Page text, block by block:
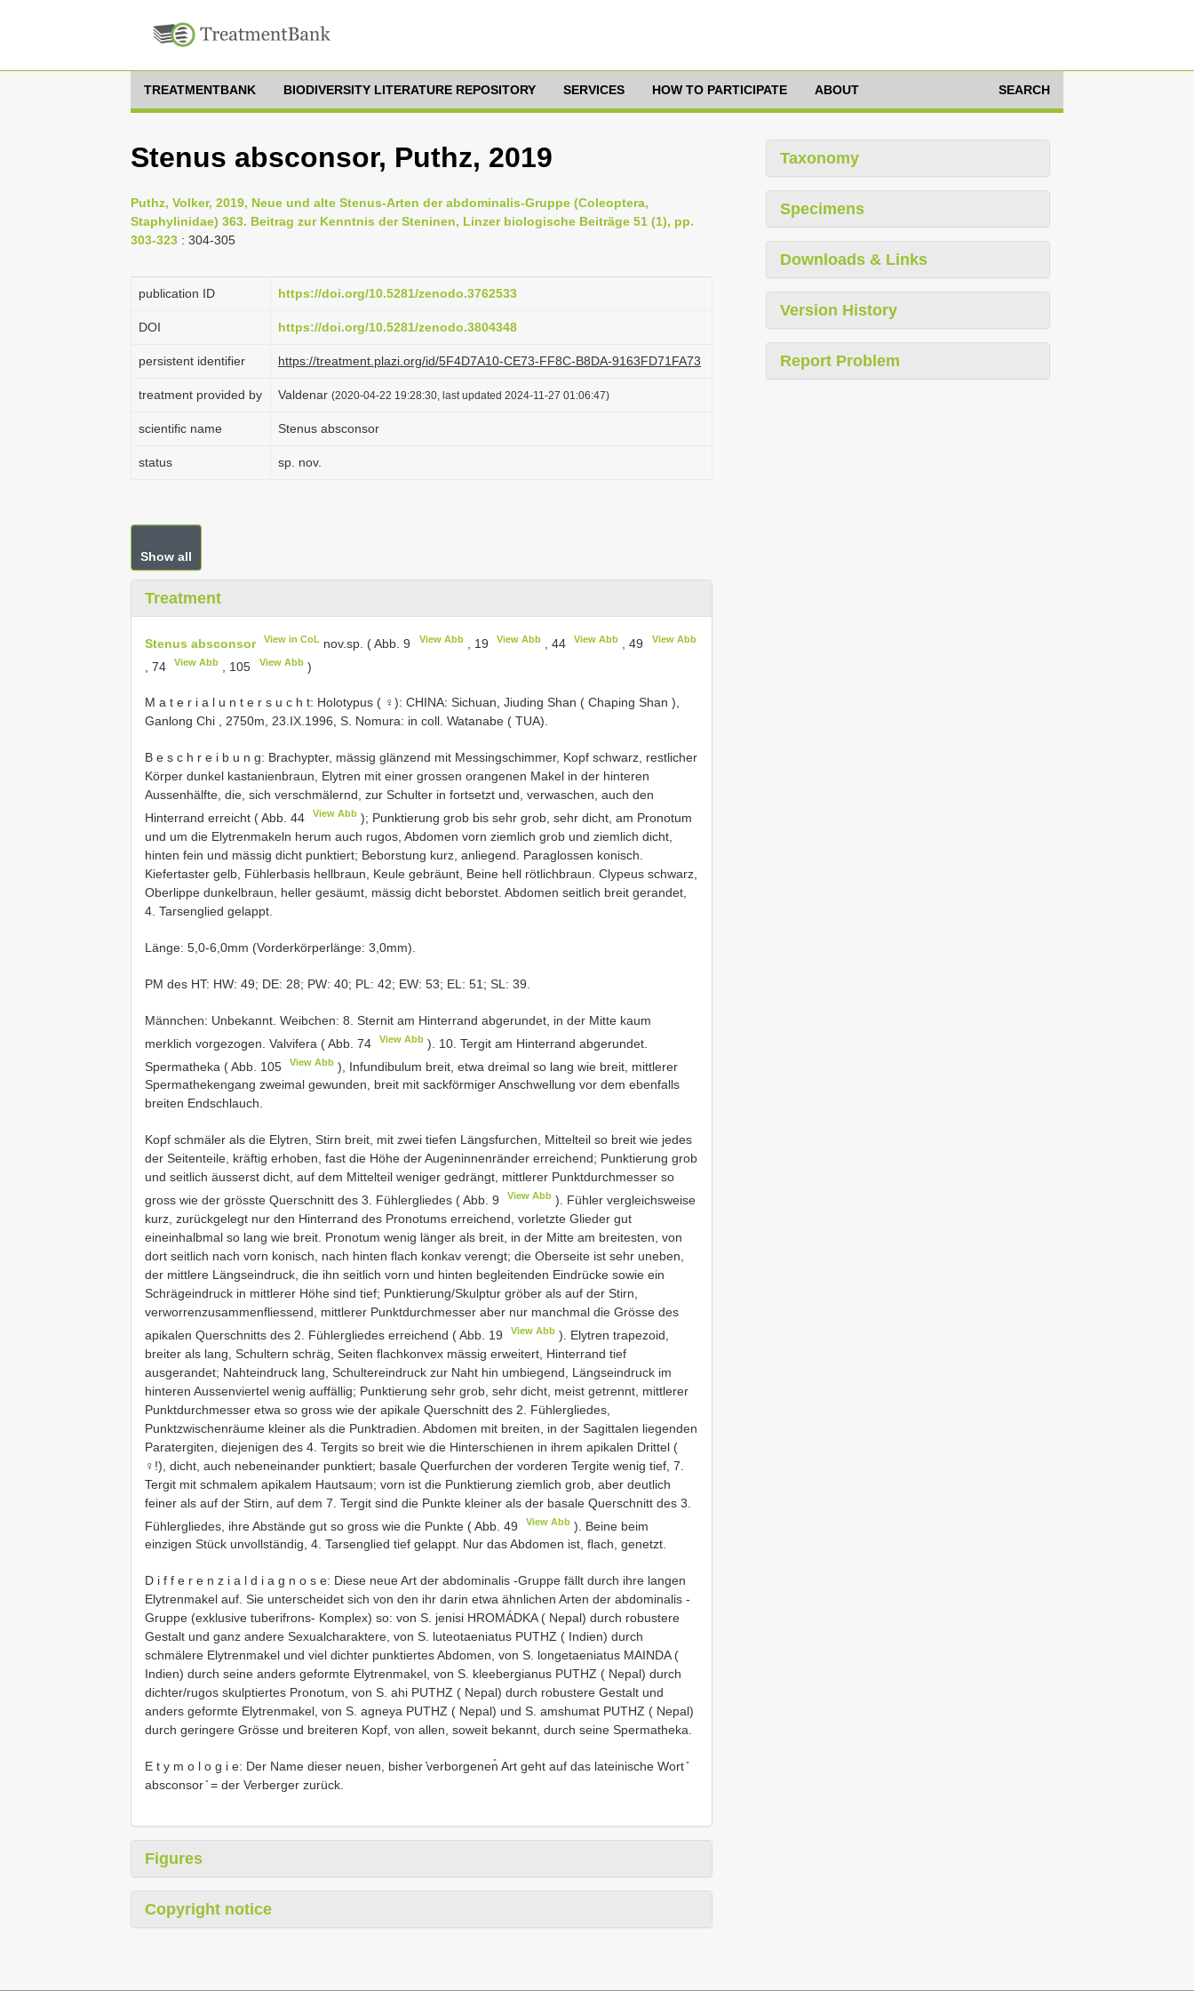
TREATMENTBANK BIODIVERSITY LITERATURE REPOSITORY SERVICES HOW TO PARTICIPATE ABOUT SEARCH
Stenus absconsor, Puthz, 2019
Puthz, Volker, 2019, Neue und alte Stenus-Arten der abdominalis-Gruppe (Coleoptera,
Staphylinidae) 363. Beitrag zur Kenntnis der Steninen, Linzer biologische Beiträge 51 (1), pp.
303-323 : 304-305
publication ID https://doi.org/10.5281/zenodo.3762533
DOI https://doi.org/10.5281/zenodo.3804348
persistent identifier https://treatment.plazi.org/id/5F4D7A10-CE73-FF8C-B8DA-9163FD71FA73
treatment provided by Valdenar (2020-04-22 19:28:30, last updated 2024-11-27 01:06:47)
scientific name Stenus absconsor
status sp. nov.
Show all
Treatment
Stenus absconsor View in CoL nov.sp. ( Abb. 9 View Abb, 19 View Abb, 44 View Abb , 49 View Abb
, 74 View Abb , 105 View Abb)
M a t e r i a l u n t e r s u c h t: Holotypus ( ♀): CHINA: Sichuan, Jiuding Shan ( Chaping Shan ),
Ganlong Chi , 2750m, 23.IX.1996, S. Nomura: in coll. Watanabe ( TUA).
B e s c h r e i b u n g: Brachypter, mässig glänzend mit Messingschimmer, Kopf schwarz, restlicher
Körper dunkel kastanienbraun, Elytren mit einer grossen orangenen Makel in der hinteren
Aussenhälfte, die, sich verschmälernd, zur Schulter in fortsetzt und, verwaschen, auch den
Hinterrand erreicht ( Abb. 44
View Abb ); Punktierung grob bis sehr grob, sehr dicht, am Pronotum
und um die Elytrenmakeln herum auch rugos, Abdomen vorn ziemlich grob und ziemlich dicht,
hinten fein und mässig dicht punktiert; Beborstung kurz, anliegend. Paraglossen konisch.
Kiefertaster gelb, Fühlerbasis hellbraun, Keule gebräunt, Beine hell rötlichbraun. Clypeus schwarz,
Oberlippe dunkelbraun, heller gesäumt, mässig dicht beborstet. Abdomen seitlich breit gerandet,
4. Tarsenglied gelappt.
Länge: 5,0-6,0mm (Vorderkörperlänge: 3,0mm).
PM des HT: HW: 49; DE: 28; PW: 40; PL: 42; EW: 53; EL: 51; SL: 39.
Männchen: Unbekannt. Weibchen: 8. Sternit am Hinterrand abgerundet, in der Mitte kaum
merklich vorgezogen. Valvifera ( Abb. 74
View Abb ). 10. Tergit am Hinterrand abgerundet.
Spermatheka ( Abb. 105
View Abb ), Infundibulum breit, etwa dreimal so lang wie breit, mittlerer
Spermathekengang zweimal gewunden, breit mit sackförmiger Anschwellung vor dem ebenfalls
breiten Endschlauch.
Kopf schmäler als die Elytren, Stirn breit, mit zwei tiefen Längsfurchen, Mittelteil so breit wie jedes
der Seitenteile, kräftig erhoben, fast die Höhe der Augeninnenränder erreichend; Punktierung grob
und seitlich äusserst dicht, auf dem Mittelteil weniger gedrängt, mittlerer Punktdurchmesser so
gross wie der grösste Querschnitt des 3. Fühlergliedes ( Abb. 9
View Abb ). Fühler vergleichsweise
kurz, zurückgelegt nur den Hinterrand des Pronotums erreichend, vorletzte Glieder gut
eineinhalbmal so lang wie breit. Pronotum wenig länger als breit, in der Mitte am breitesten, von
dort seitlich nach vorn konisch, nach hinten flach konkav verengt; die Oberseite ist sehr uneben,
der mittlere Längseindruck, die ihn seitlich vorn und hinten begleitenden Eindrücke sowie ein
Schrägeindruck in mittlerer Höhe sind tief; Punktierung/Skulptur gröber als auf der Stirn,
verworrenzusammenfliessend, mittlerer Punktdurchmesser aber nur manchmal die Grösse des
apikalen Querschnitts des 2. Fühlergliedes erreichend ( Abb. 19
View Abb ). Elytren trapezoid,
breiter als lang, Schultern schräg, Seiten flachkonvex mässig erweitert, Hinterrand tief
ausgerandet; Nahteindruck lang, Schultereindruck zur Naht hin umbiegend, Längseindruck im
hinteren Aussenviertel wenig auffällig; Punktierung sehr grob, sehr dicht, meist getrennt, mittlerer
Punktdurchmesser etwa so gross wie der apikale Querschnitt des 2. Fühlergliedes,
Punktzwischenräume kleiner als die Punktradien. Abdomen mit breiten, in der Sagittalen liegenden
Paratergiten, diejenigen des 4. Tergits so breit wie die Hinterschienen in ihrem apikalen Drittel (
♀!), dicht, auch nebeneinander punktiert; basale Querfurchen der vorderen Tergite wenig tief, 7.
Tergit mit schmalem apikalem Hautsaum; vorn ist die Punktierung ziemlich grob, aber deutlich
feiner als auf der Stirn, auf dem 7. Tergit sind die Punkte kleiner als der basale Querschnitt des 3.
Fühlergliedes, ihre Abstände gut so gross wie die Punkte ( Abb. 49
View Abb ). Beine beim
einzigen Stück unvollständig, 4. Tarsenglied tief gelappt. Nur das Abdomen ist, flach, genetzt.
D i f f e r e n z i a l d i a g n o s e: Diese neue Art der abdominalis -Gruppe fällt durch ihre langen
Elytrenmakel auf. Sie unterscheidet sich von den ihr darin etwa ähnlichen Arten der abdominalis -
Gruppe (exklusive tuberifrons- Komplex) so: von S. jenisi HROMÁDKA ( Nepal) durch robustere
Gestalt und ganz andere Sexualcharaktere, von S. luteotaeniatus PUTHZ ( Indien) durch
schmälere Elytrenmakel und viel dichter punktiertes Abdomen, von S. longetaeniatus MAINDA (
Indien) durch seine anders geformte Elytrenmakel, von S. kleebergianus PUTHZ ( Nepal) durch
dichter/rugos skulptiertes Pronotum, von S. ahi PUTHZ ( Nepal) durch robustere Gestalt und
anders geformte Elytrenmakel, von S. agneya PUTHZ ( Nepal) und S. amshumat PUTHZ ( Nepal)
durch geringere Grösse und breiteren Kopf, von allen, soweit bekannt, durch seine Spermatheka.
E t y m o l o g i e: Der Name dieser neuen, bisher ̎verborgenen̎ Art geht auf das lateinische Wort ̎
absconsor ̎ = der Verberger zurück.
Figures
Copyright notice
Taxonomy
Specimens
Downloads & Links
Version History
Report Problem